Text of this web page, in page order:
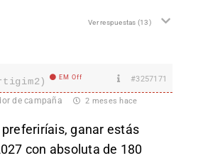
Ver respuestas (13)
EM Off #3257171
de campaña 2 meses hace
ganar estás
con absoluta de 180